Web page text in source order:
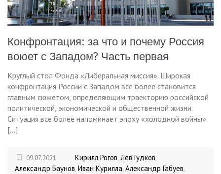
Конфронтация: за что и почему Россия
воюет с Западом? Часть первая
Круглый стол Фонда «Либеральная миссия». Широкая
конфронтация России с Западом все более становится
главным сюжетом, определяющим траекторию российской
политической, экономической и общественной жизни.
Ситуация все более напоминает эпоху «холодной войны».
[…]
09.07.2021 Кирилл Рогов, Лев Гудков,
Александр Баунов, Иван Курилла, Александр Габуев,